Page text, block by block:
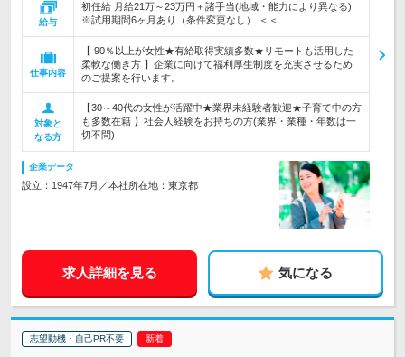
給与
初任給 月給21万～23万円＋諸手当(地域・能力により異なる)
※試用期間6ヶ月あり（条件変更なし） ＜＜ …
仕事内容
【 90％以上が女性★有給取得実績多数★リモートも活用した
柔軟な働き方 】企業に向けて福利厚生制度を充実させるため
のご提案を行います。
対象と
なる方
【30～40代の女性が活躍中★業界未経験者歓迎★子育て中の方
も多数在籍 】社会人経験をお持ちの方(業界・業種・年数は一
切不問)
企業データ
設立：1947年7月／本社所在地：東京都
求人詳細を見る 気になる
志望動機・自己PR不要